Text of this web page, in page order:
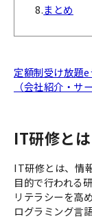
8.まとめ
定額制受け放題
（会社紹介・
IT研修とは
IT研修とは、情
目的で行われる
リテラシーを高
ログラミング言